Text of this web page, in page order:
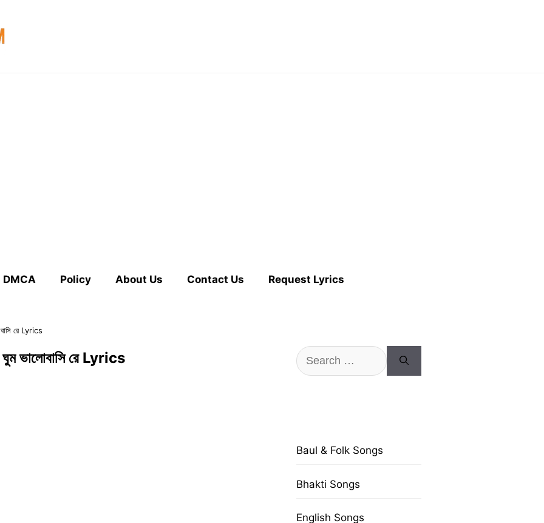
DMCA Policy About Us Contact Us Request Lyrics
রে Lyrics
রে Lyrics
Search
for:
Baul & Folk Songs
Bhakti Songs
English Songs